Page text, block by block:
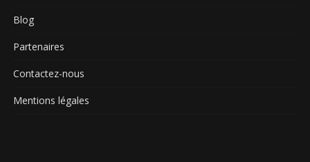
Blog
Partenaires
Contactez-nous
Mentions légales